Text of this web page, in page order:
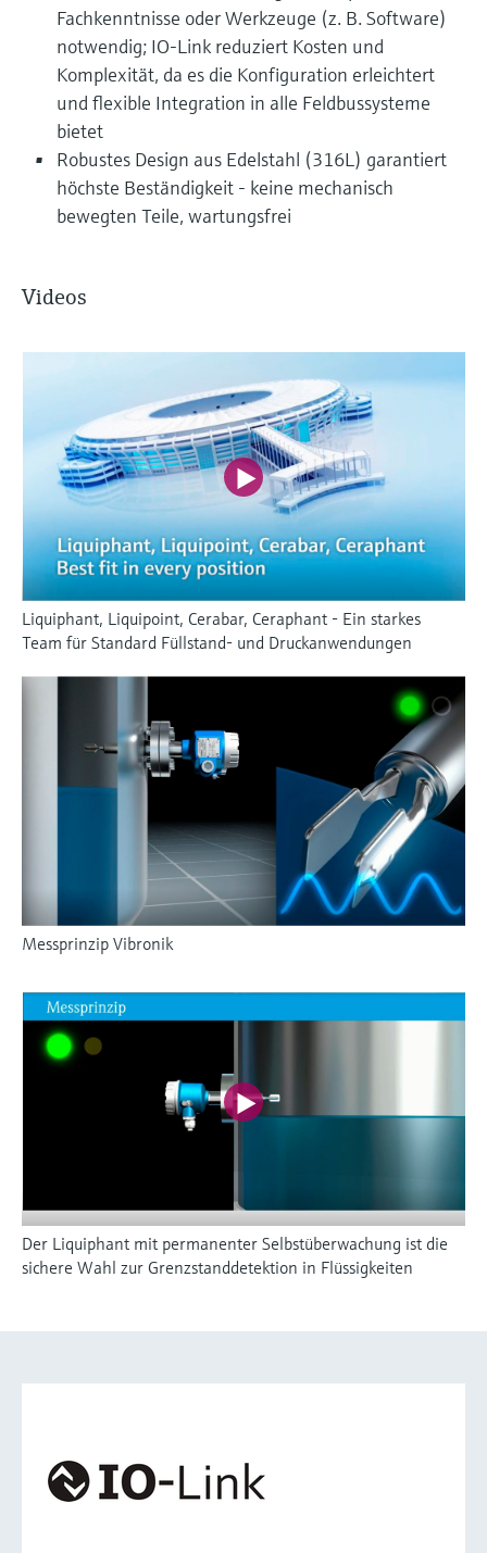
Fachkenntnisse oder Werkzeuge (z. B. Software)
notwendig; IO-Link reduziert Kosten und
Komplexität, da es die Konfiguration erleichtert
und flexible Integration in alle Feldbussysteme
bietet
Robustes Design aus Edelstahl (316L) garantiert
höchste Beständigkeit - keine mechanisch
bewegten Teile, wartungsfrei
Videos
Liquiphant, Liquipoint, Cerabar, Ceraphant - Ein starkes
Team für Standard Füllstand- und Druckanwendungen
Messprinzip Vibronik
Der Liquiphant mit permanenter Selbstüberwachung ist die
sichere Wahl zur Grenzstanddetektion in Flüssigkeiten